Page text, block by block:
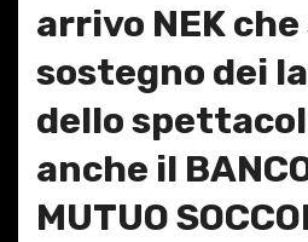
arrivo NEK
sostegno dei
dello
anche il
MUTUO